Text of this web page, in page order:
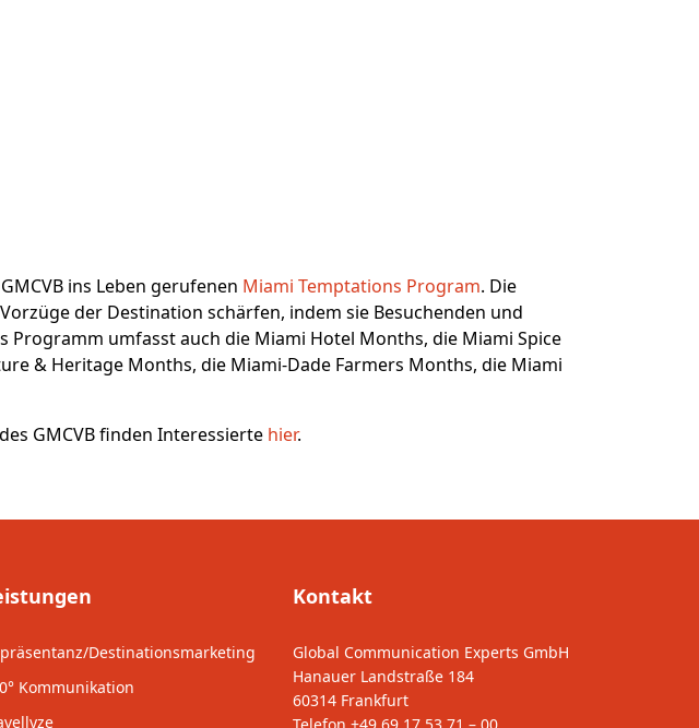
ins Leben gerufenen Miami Temptations Program. Die
der Destination schärfen, indem sie Besuchenden und
umfasst auch die Miami Hotel Months, die Miami Spice
& Heritage Months, die Miami-Dade Farmers Months, die Miami
GMCVB finden Interessierte hier.
Destinationsmarketing
Kommunikation
Kontakt
Global Communication Experts GmbH
Hanauer Landstraße 184
60314 Frankfurt